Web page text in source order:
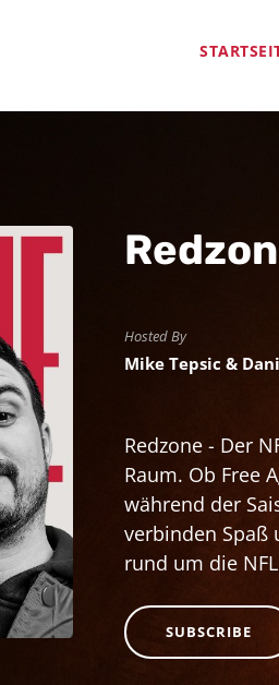
Hosted By
Mike Tepsic &
Redzone - Der
Raum. Ob Free
während der
verbinden Spaß
rund um die
SUBSCRIBE